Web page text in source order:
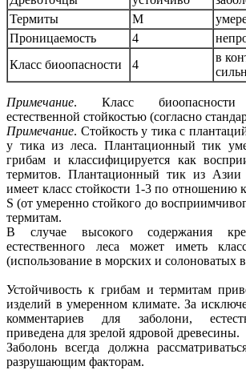
Термиты
M
Проницаемость
4
Класс биоопасности
4
в
Примечание. Класс биоопасности
естественной стойкостью (согласно
Примечание. Стойкость у тика с
у тика из леса. Плантационный тик
грибам и классифицируется как
термитов. Плантационный тик из
имеет класс стойкости 1-3 по отношению
S (от умеренно стойкого до
термитам.
В случае высокого содержания
естественного леса может иметь
(использование в морских и солоноватых
Устойчивость к грибам и термитам
изделий в умеренном климате. За
комментариев для заболони,
приведена для зрелой ядровой древесины.
Заболонь всегда должна
разрушающим факторам.